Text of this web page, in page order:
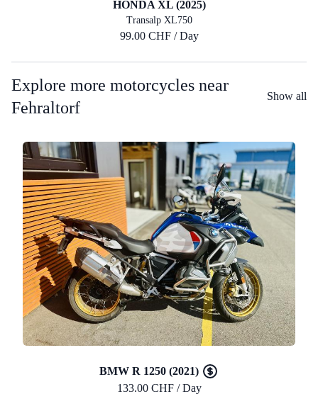
HONDA XL (2025)
Transalp XL750
99.00 CHF / Day
Explore more motorcycles near
Fehraltorf
Show all
BMW R 1250 (2021)
133.00 CHF / Day